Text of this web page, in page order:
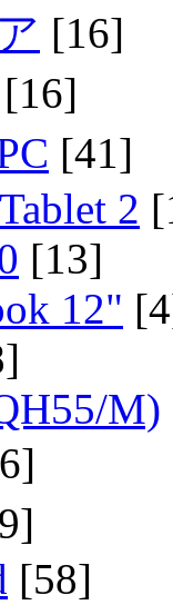
[16]
[16]
[41]
2
[13]
12"
M)
[58]